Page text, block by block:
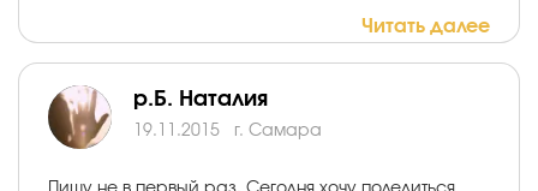
Читать далее
р.Б. Наталия
19.11.2015 г. Самара